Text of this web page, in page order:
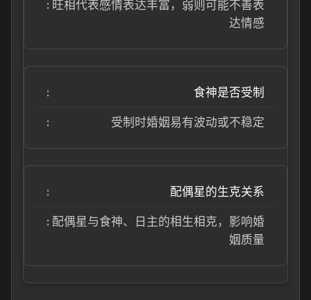
旺相代表感情表达丰富，弱则可能不善表
达情感
食神是否受制
受制时婚姻易有波动或不稳定
配偶星的生克关系
配偶星与食神、日主的相生相克，影响婚
姻质量